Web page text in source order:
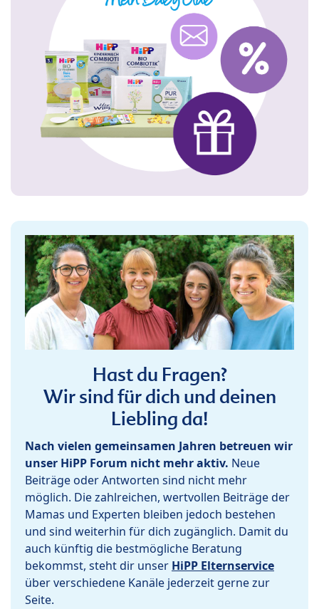
Hast du Fragen?
Wir sind für dich und deinen
Liebling da!
Nach vielen gemeinsamen Jahren betreuen wir
unser HiPP Forum nicht mehr aktiv. Neue
Beiträge oder Antworten sind nicht mehr
möglich. Die zahlreichen, wertvollen Beiträge der
Mamas und Experten bleiben jedoch bestehen
und sind weiterhin für dich zugänglich. Damit du
auch künftig die bestmögliche Beratung
bekommst, steht dir unser HiPP Elternservice
über verschiedene Kanäle jederzeit gerne zur
Seite.